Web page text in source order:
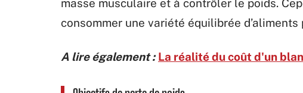
masse musculaire et à contrôler le poids.
consommer une variété équilibrée
A lire également : La réalité du coût d'un